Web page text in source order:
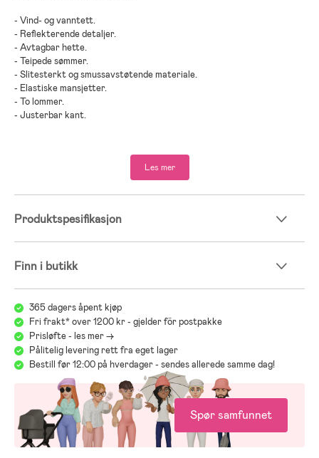
- Vind- og vanntett.
- Reflekterende detaljer.
- Avtagbar hette.
- Teipede sømmer.
- Slitesterkt og smussavstøtende materiale.
- Elastiske mansjetter.
- To lommer.
- Justerbar kant.
Les mer
Produktspesifikasjon
Finn i butikk
365 dagers åpent kjøp
Fri frakt* over 1200 kr - gjelder för postpakke
Prisløfte - les mer ->
Pålitelig levering rett fra eget lager
Bestill før 12:00 på hverdager - sendes allerede samme dag!
Spør samfunnet